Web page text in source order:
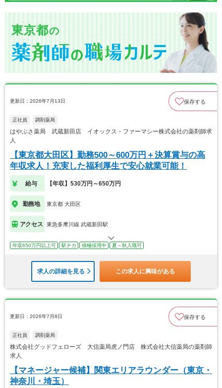
東京都の
更新日：2026年7月13日 保存する
正社員 調剤薬局
はやぶさ薬局 武蔵新田店 イオックス・ファーマシー株式会社の薬剤師求
人
【東京都大田区】勤務500～600万円＋決算賞与の高
年収求人！充実した福利厚生で安心就業可能！
給与 【年収】530万円～650万円
勤務地 東京都 大田区
アクセス 東急多摩川線 武蔵新田駅
年収650万円以上可 駅チカ 積極採用中 夏～秋入職可
求人の詳細を見る この求人に興味がある
更新日：2026年7月8日 保存する
正社員 調剤薬局
株式会社グッドフェローズ 大信薬局虎ノ門店 株式会社大信薬局の薬剤師
求人
【マネージャー候補】関東エリアラウンダー（東京・
神奈川・埼玉）